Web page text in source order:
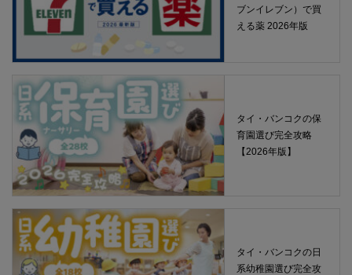
ブンイレブン）で買
える薬 2026年版
タイ・バンコクの保
育園選び完全攻略
【2026年版】
タイ・バンコクの日
系幼稚園選び完全攻